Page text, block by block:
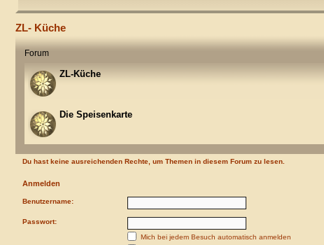
ZL- Küche
Forum
ZL-Küche
Die Speisenkarte
Du hast keine ausreichenden Rechte, um Themen in diesem Forum zu lesen.
Anmelden
Benutzername:
Passwort:
Mich bei jedem Besuch automatisch anmelden